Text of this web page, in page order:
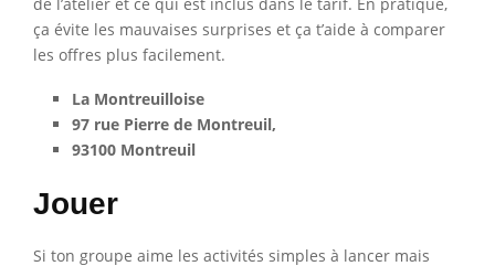
ça évite les mauvaises surprises et ça t’aide à comparer
les offres plus facilement.
La Montreuilloise
97 rue Pierre de Montreuil,
93100 Montreuil
Jouer
Si ton groupe aime les activités simples à lancer mais